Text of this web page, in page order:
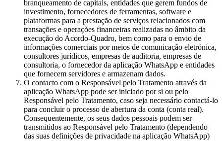
branqueamento de capitais, entidades que gerem fundos de
investimento, fornecedores de ferramentas, software e
plataformas para a prestação de serviços relacionados com
transações e operações financeiras realizadas no âmbito da
execução do Acordo-Quadro, bem como para o envio de
informações comerciais por meios de comunicação eletrónica,
consultores jurídicos, empresas de auditoria, empresas de
consultoria, o fornecedor da aplicação WhatsApp e entidades
que fornecem servidores e armazenam dados.
O contacto com o Responsável pelo Tratamento através da
aplicação WhatsApp pode ser iniciado por si ou pelo
Responsável pelo Tratamento, caso seja necessário contactá-lo
para concluir o processo de abertura da conta (conta real).
Consequentemente, os seus dados pessoais podem ser
transmitidos ao Responsável pelo Tratamento (dependendo
das suas definições de privacidade na aplicação WhatsApp)